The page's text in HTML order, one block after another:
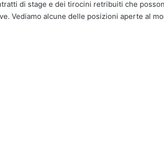
di stage e dei tirocini retribuiti che
Vediamo alcune delle posizioni aperte al